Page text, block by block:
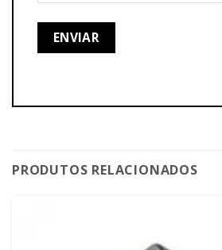
PRODUTOS RELACIONADOS